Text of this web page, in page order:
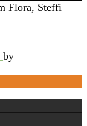
Flora, Steffi
by